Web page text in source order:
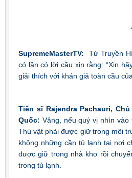
SupremeMasterTV: Từ Truyền
có lần có lời cầu xin rằng: “Xin
giải thích với khán giả toàn cầu
Tiến sĩ Rajendra Pachauri,
Quốc: Vâng, nếu quý vị nhìn
Thú vật phải được giữ trong môi
không những cần tủ lạnh tại nơi
được giữ trong nhà kho rồi
trong tủ lạnh.